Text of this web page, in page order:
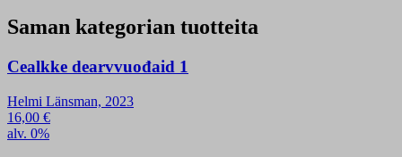
Saman kategorian tuotteita
Cealkke dearvvuođaid 1
Helmi Länsman, 2023
16,00 €
alv. 0%